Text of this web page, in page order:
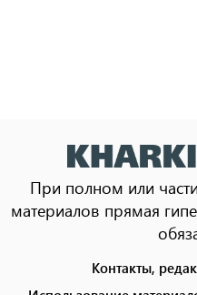
При полном или
материалов прямая
Контакты,